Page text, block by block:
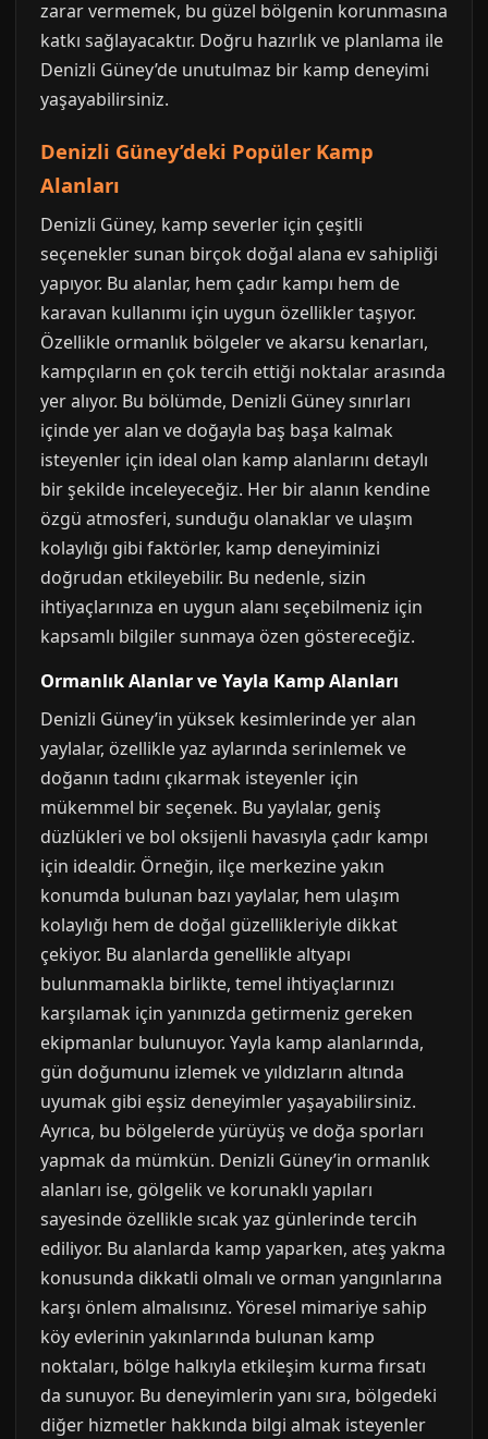
zarar vermemek, bu güzel bölgenin korunmasına
katkı sağlayacaktır. Doğru hazırlık ve planlama ile
Denizli Güney’de unutulmaz bir kamp deneyimi
yaşayabilirsiniz.
Denizli Güney’deki Popüler Kamp
Alanları
Denizli Güney, kamp severler için çeşitli
seçenekler sunan birçok doğal alana ev sahipliği
yapıyor. Bu alanlar, hem çadır kampı hem de
karavan kullanımı için uygun özellikler taşıyor.
Özellikle ormanlık bölgeler ve akarsu kenarları,
kampçıların en çok tercih ettiği noktalar arasında
yer alıyor. Bu bölümde, Denizli Güney sınırları
içinde yer alan ve doğayla baş başa kalmak
isteyenler için ideal olan kamp alanlarını detaylı
bir şekilde inceleyeceğiz. Her bir alanın kendine
özgü atmosferi, sunduğu olanaklar ve ulaşım
kolaylığı gibi faktörler, kamp deneyiminizi
doğrudan etkileyebilir. Bu nedenle, sizin
ihtiyaçlarınıza en uygun alanı seçebilmeniz için
kapsamlı bilgiler sunmaya özen göstereceğiz.
Ormanlık Alanlar ve Yayla Kamp Alanları
Denizli Güney’in yüksek kesimlerinde yer alan
yaylalar, özellikle yaz aylarında serinlemek ve
doğanın tadını çıkarmak isteyenler için
mükemmel bir seçenek. Bu yaylalar, geniş
düzlükleri ve bol oksijenli havasıyla çadır kampı
için idealdir. Örneğin, ilçe merkezine yakın
konumda bulunan bazı yaylalar, hem ulaşım
kolaylığı hem de doğal güzellikleriyle dikkat
çekiyor. Bu alanlarda genellikle altyapı
bulunmamakla birlikte, temel ihtiyaçlarınızı
karşılamak için yanınızda getirmeniz gereken
ekipmanlar bulunuyor. Yayla kamp alanlarında,
gün doğumunu izlemek ve yıldızların altında
uyumak gibi eşsiz deneyimler yaşayabilirsiniz.
Ayrıca, bu bölgelerde yürüyüş ve doğa sporları
yapmak da mümkün. Denizli Güney’in ormanlık
alanları ise, gölgelik ve korunaklı yapıları
sayesinde özellikle sıcak yaz günlerinde tercih
ediliyor. Bu alanlarda kamp yaparken, ateş yakma
konusunda dikkatli olmalı ve orman yangınlarına
karşı önlem almalısınız. Yöresel mimariye sahip
köy evlerinin yakınlarında bulunan kamp
noktaları, bölge halkıyla etkileşim kurma fırsatı
da sunuyor. Bu deneyimlerin yanı sıra, bölgedeki
diğer hizmetler hakkında bilgi almak isteyenler